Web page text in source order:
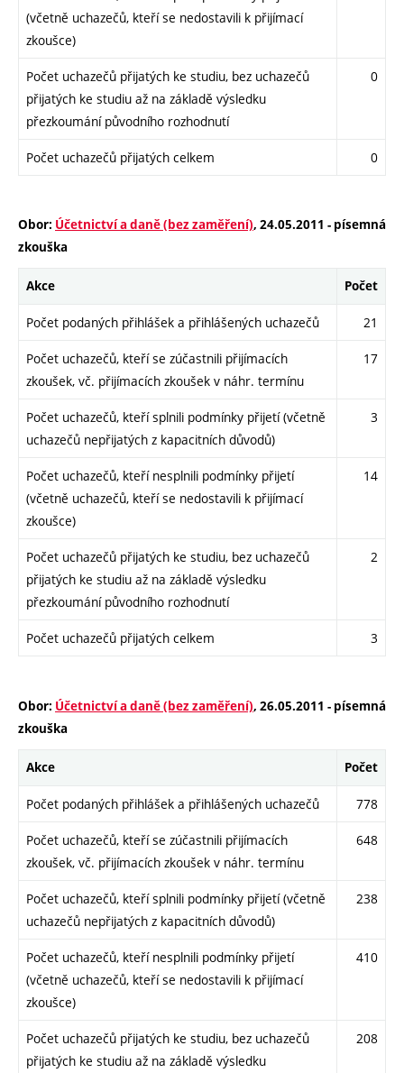
(včetně uchazečů, kteří se nedostavili k přijímací
zkoušce)
Počet uchazečů přijatých ke studiu, bez uchazečů
přijatých ke studiu až na základě výsledku
přezkoumání původního rozhodnutí
0
Počet uchazečů přijatých celkem 0
Obor: Účetnictví a daně (bez zaměření), 24.05.2011 - písemná
zkouška
Akce Počet
Počet podaných přihlášek a přihlášených uchazečů 21
Počet uchazečů, kteří se zúčastnili přijímacích
zkoušek, vč. přijímacích zkoušek v náhr. termínu
17
Počet uchazečů, kteří splnili podmínky přijetí (včetně
uchazečů nepřijatých z kapacitních důvodů)
3
Počet uchazečů, kteří nesplnili podmínky přijetí
(včetně uchazečů, kteří se nedostavili k přijímací
zkoušce)
14
Počet uchazečů přijatých ke studiu, bez uchazečů
přijatých ke studiu až na základě výsledku
přezkoumání původního rozhodnutí
2
Počet uchazečů přijatých celkem 3
Obor: Účetnictví a daně (bez zaměření), 26.05.2011 - písemná
zkouška
Akce Počet
Počet podaných přihlášek a přihlášených uchazečů 778
Počet uchazečů, kteří se zúčastnili přijímacích
zkoušek, vč. přijímacích zkoušek v náhr. termínu
648
Počet uchazečů, kteří splnili podmínky přijetí (včetně
uchazečů nepřijatých z kapacitních důvodů)
238
Počet uchazečů, kteří nesplnili podmínky přijetí
(včetně uchazečů, kteří se nedostavili k přijímací
zkoušce)
410
Počet uchazečů přijatých ke studiu, bez uchazečů
přijatých ke studiu až na základě výsledku
208